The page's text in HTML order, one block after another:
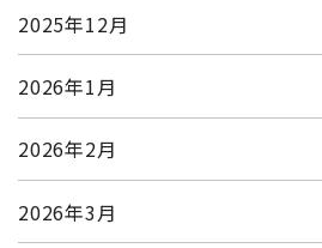
2025年12月
2026年1月
2026年2月
2026年3月